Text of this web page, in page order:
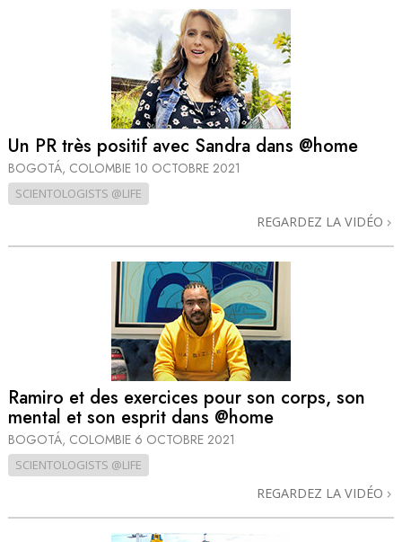
Un PR très positif avec Sandra dans @home
BOGOTÁ, COLOMBIE 10 OCTOBRE 2021
SCIENTOLOGISTS @LIFE
REGARDEZ LA VIDÉO
Ramiro et des exercices pour son corps, son
mental et son esprit dans @home
BOGOTÁ, COLOMBIE 6 OCTOBRE 2021
SCIENTOLOGISTS @LIFE
REGARDEZ LA VIDÉO